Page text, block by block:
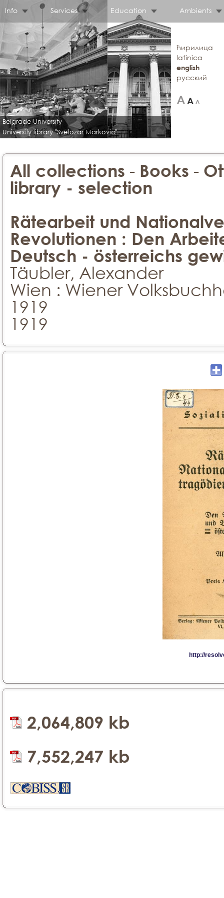
Info Services Education Ambients
Belgrade University
University library "Svetozar Markovic"
ћирилица
latinica
english
русский
All collections - Books -
library - selection
Rätearbeit und
Revolutionen : Den
Deutsch - österreichs
Täubler, Alexander
Wien : Wiener
1919
1919
2,064,809 kb
7,552,247 kb